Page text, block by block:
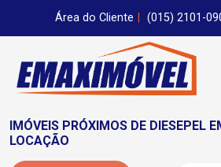
Área do Cliente (015) 2101-
IMÓVEIS PRÓXIMOS DE DIESEPEL
LOCAÇÃO